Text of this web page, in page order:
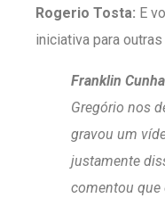
Rogerio Tosta: E
iniciativa para
Franklin
Gregório nos
gravou um
justamente
comentou que